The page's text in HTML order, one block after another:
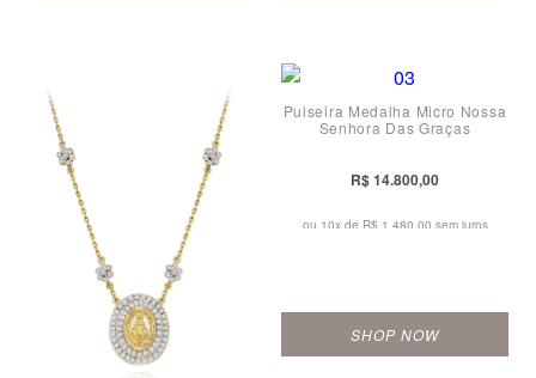
Pulseira Medalha Micro Nossa
Senhora Das Graças
R$ 14.800,00
ou 10x de R$ 1.480,00 sem juros
SHOP NOW